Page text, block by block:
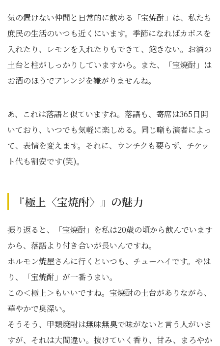
気の置けない仲間と日常的に飲める「宝焼酎」は、私たち
庶民の生活のいつも近くにいます。季節になればカボスを
入れたり、レモンを入れたりもできて、飽きない。お酒の
土台と柱がしっかりしていますから。また、「宝焼酎」は
お酒のほうでアレンジを嫌がりませんね。
あ、これは落語と似ていますね。落語も、寄席は365日開
いており、いつでも気軽に楽しめる。同じ噺も演者によっ
て、表情を変えます。それに、ウンチクも要らず、チケッ
ト代も割安です(笑)。
『極上〈宝焼酎〉』の魅力
振り返ると、「宝焼酎」を私は20歳の頃から飲んでいます
から、落語より付き合いが長いんですね。
ホルモン焼屋さんに行くといつも、チューハイです。やは
り、「宝焼酎」が一番うまい。
この＜極上＞もいいですね。宝焼酎の土台がありながら、
華やかで奥深い。
そうそう、甲類焼酎は無味無臭で味がないと言う人がいま
すが、それは大間違い。抜けていく香り、甘み、まろやか